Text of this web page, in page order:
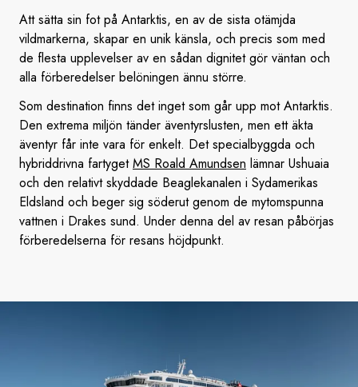
Att sätta sin fot på Antarktis, en av de sista otämjda
vildmarkerna, skapar en unik känsla, och precis som med
de flesta upplevelser av en sådan dignitet gör väntan och
alla förberedelser belöningen ännu större.
Som destination finns det inget som går upp mot Antarktis.
Den extrema miljön tänder äventyrslusten, men ett äkta
äventyr får inte vara för enkelt. Det specialbyggda och
hybriddrivna fartygetMS Roald Amundsen lämnar Ushuaia
och den relativt skyddade Beaglekanalen i Sydamerikas
Eldsland och beger sig söderut genom de mytomspunna
vattnen i Drakes sund. Under denna del av resan påbörjas
förberedelserna för resans höjdpunkt.